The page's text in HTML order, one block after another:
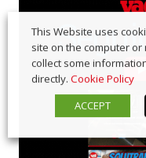
This Website uses
site on the computer
collect some
directly. Cookie Policy
ACCEPT